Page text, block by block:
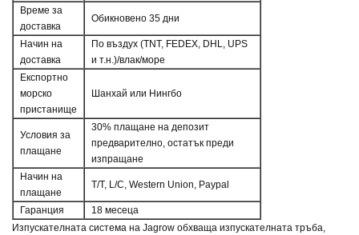
Време за
доставка
Обикновено 35 дни
Начин на
доставка
По въздух (TNT, FEDEX, DHL, UPS
и т.н.)/влак/море
Експортно
морско
пристанище
Шанхай или Нингбо
Условия за
плащане
30% плащане на депозит
предварително, остатък преди
изпращане
Начин на
плащане
T/T, L/C, Western Union, Paypal
Гаранция
18 месеца
Изпускателната система на Jagrow обхваща изпускателната тръба,